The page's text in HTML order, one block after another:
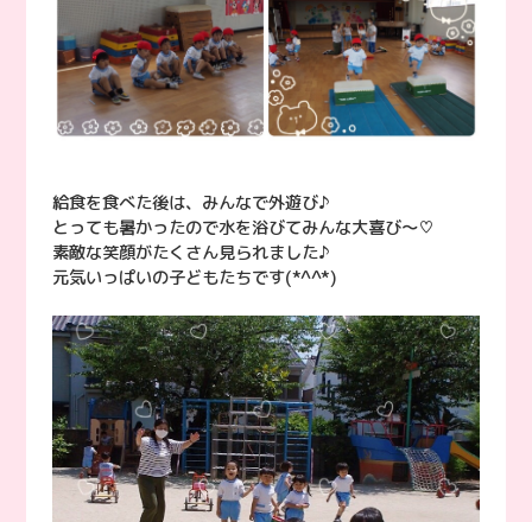
給食を食べた後は、みんなで外遊び♪
とっても暑かったので水を浴びてみんな大喜び〜♡
素敵な笑顔がたくさん見られました♪
元気いっぱいの子どもたちです(*^^*)